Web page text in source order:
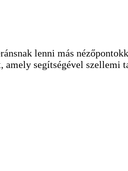
lenni más
amely segítségével szellemi